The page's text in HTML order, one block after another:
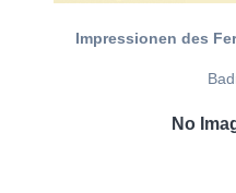
Impressionen des
No